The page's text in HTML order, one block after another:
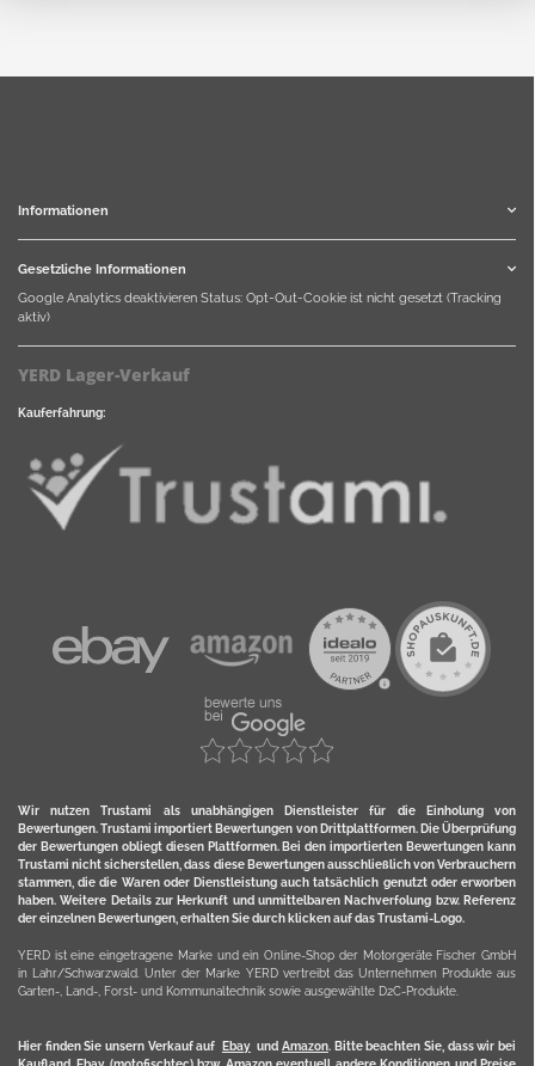
Informationen
Gesetzliche Informationen
Google Analytics deaktivieren Status: Opt-Out-Cookie ist nicht gesetzt (Tracking
aktiv)
YERD Lager-Verkauf
Kauferfahrung:
Wir nutzen Trustami als unabhängigen Dienstleister für die Einholung von
Bewertungen. Trustami importiert Bewertungen von Drittplattformen. Die Überprüfung
der Bewertungen obliegt diesen Plattformen. Bei den importierten Bewertungen kann
Trustami nicht sicherstellen, dass diese Bewertungen ausschließlich von Verbrauchern
stammen, die die Waren oder Dienstleistung auch tatsächlich genutzt oder erworben
haben. Weitere Details zur Herkunft und unmittelbaren Nachverfolung bzw. Referenz
der einzelnen Bewertungen, erhalten Sie durch klicken auf das Trustami-Logo.
YERD ist eine eingetragene Marke und ein Online-Shop der Motorgeräte Fischer GmbH
in Lahr/Schwarzwald. Unter der Marke YERD vertreibt das Unternehmen Produkte aus
Garten-, Land-, Forst- und Kommunaltechnik sowie ausgewählte D2C-Produkte.
Hier finden Sie unsern Verkauf auf Ebayund Amazon. Bitte beachten Sie, dass wir bei